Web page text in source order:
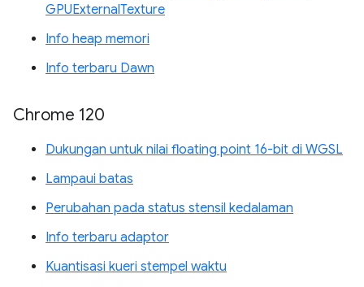
GPUExternalTexture
Info heap memori
Info terbaru Dawn
Chrome 120
Dukungan untuk nilai floating point 16-bit di WGSL
Lampaui batas
Perubahan pada status stensil kedalaman
Info terbaru adaptor
Kuantisasi kueri stempel waktu